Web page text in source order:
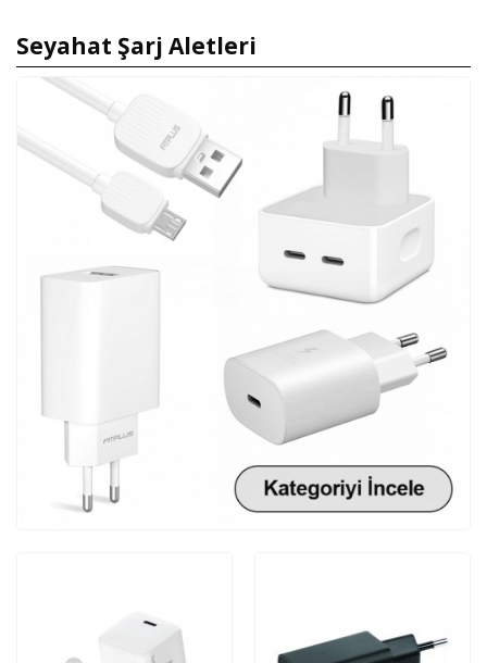
Seyahat Şarj Aletleri